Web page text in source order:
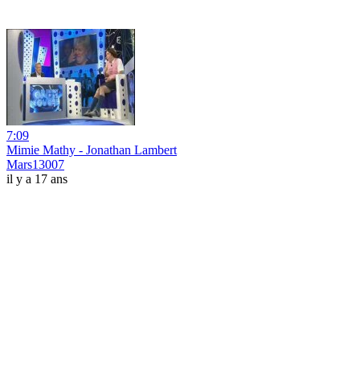
7:09
Mimie Mathy - Jonathan Lambert
Mars13007
il y a 17 ans